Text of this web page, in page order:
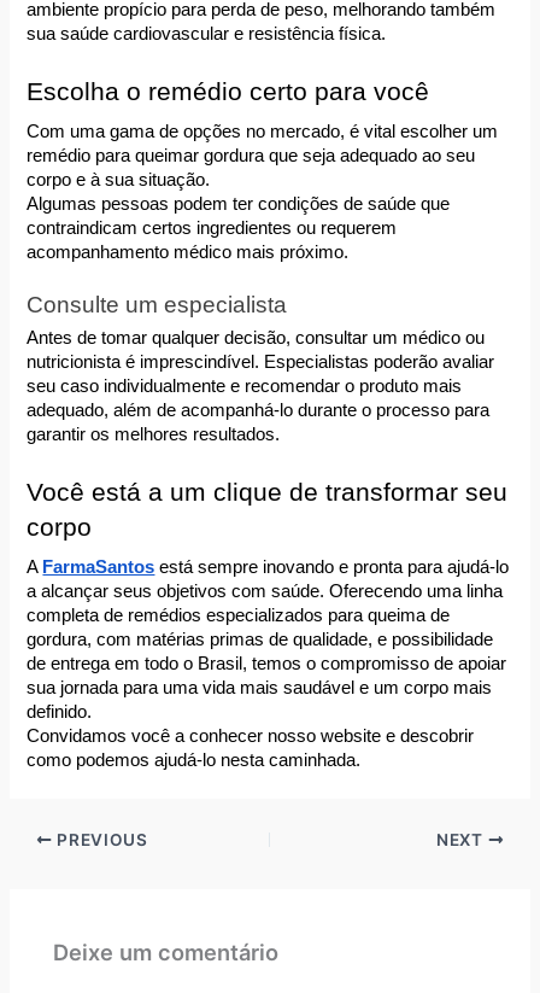
ambiente propício para perda de peso, melhorando também
sua saúde cardiovascular e resistência física.
Escolha o remédio certo para você
Com uma gama de opções no mercado, é vital escolher um
remédio para queimar gordura que seja adequado ao seu
corpo e à sua situação.
Algumas pessoas podem ter condições de saúde que
contraindicam certos ingredientes ou requerem
acompanhamento médico mais próximo.
Consulte um especialista
Antes de tomar qualquer decisão, consultar um médico ou
nutricionista é imprescindível. Especialistas poderão avaliar
seu caso individualmente e recomendar o produto mais
adequado, além de acompanhá-lo durante o processo para
garantir os melhores resultados.
Você está a um clique de transformar seu
corpo
A FarmaSantos está sempre inovando e pronta para ajudá-lo
a alcançar seus objetivos com saúde. Oferecendo uma linha
completa de remédios especializados para queima de
gordura, com matérias primas de qualidade, e possibilidade
de entrega em todo o Brasil, temos o compromisso de apoiar
sua jornada para uma vida mais saudável e um corpo mais
definido.
Convidamos você a conhecer nosso website e descobrir
como podemos ajudá-lo nesta caminhada.
PREVIOUS NEXT
Deixe um comentário